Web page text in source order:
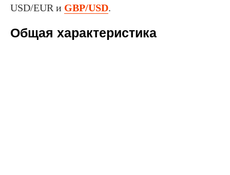
USD/EUR и GBP/USD.
Общая характеристика